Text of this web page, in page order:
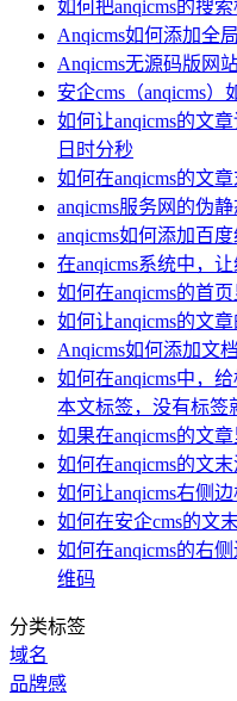
如何把anqicms的搜
Anqicms如何添加全
Anqicms无源码版网
安企cms（anqicms）
如何让anqicms的文
日时分秒
如何在anqicms的文
anqicms服务网的伪静
anqicms如何添加百度
在anqicms系统中，
如何在anqicms的首
如何让anqicms的文
Anqicms如何添加文
如何在anqicms中，
本文标签，没有标签
如果在anqicms的文
如何在anqicms的文
如何让anqicms右侧
如何在安企cms的文
如何在anqicms的右
维码
分类标签
域名
品牌感